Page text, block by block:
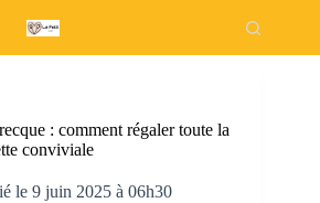
: comment régaler toute la
conviviale
le 9 juin 2025 à 06h30